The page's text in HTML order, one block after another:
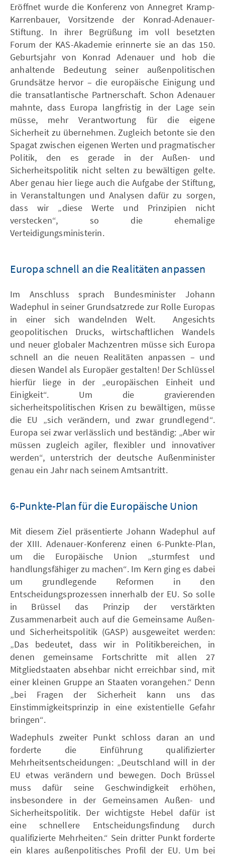
Eröffnet wurde die Konferenz von Annegret Kramp-
Karrenbauer, Vorsitzende der Konrad-Adenauer-
Stiftung. In ihrer Begrüßung im voll besetzten
Forum der KAS-Akademie erinnerte sie an das 150.
Geburtsjahr von Konrad Adenauer und hob die
anhaltende Bedeutung seiner außenpolitischen
Grundsätze hervor – die europäische Einigung und
die transatlantische Partnerschaft. Schon Adenauer
mahnte, dass Europa langfristig in der Lage sein
müsse, mehr Verantwortung für die eigene
Sicherheit zu übernehmen. Zugleich betonte sie den
Spagat zwischen eigenen Werten und pragmatischer
Politik, den es gerade in der Außen- und
Sicherheitspolitik nicht selten zu bewältigen gelte.
Aber genau hier liege auch die Aufgabe der Stiftung,
in Veranstaltungen und Analysen dafür zu sorgen,
dass wir „diese Werte und Prinzipien nicht
verstecken“, so die ehemalige
Verteidigungsministerin.
Europa schnell an die Realitäten anpassen
Im Anschluss sprach Bundesminister Johann
Wadephul in seiner Grundsatzrede zur Rolle Europas
in einer sich wandelnden Welt. Angesichts
geopolitischen Drucks, wirtschaftlichen Wandels
und neuer globaler Machzentren müsse sich Europa
schnell an die neuen Realitäten anpassen – und
diesen Wandel als Europäer gestalten! Der Schlüssel
hierfür liege in der „europäischen Einheit und
Einigkeit“. Um die gravierenden
sicherheitspolitischen Krisen zu bewältigen, müsse
die EU „sich verändern, und zwar grundlegend“.
Europa sei zwar verlässlich und beständig: „Aber wir
müssen zugleich agiler, flexibler und innovativer
werden“, unterstrich der deutsche Außenminister
genau ein Jahr nach seinem Amtsantritt.
6-Punkte-Plan für die Europäische Union
Mit diesem Ziel präsentierte Johann Wadephul auf
der XIII. Adenauer-Konferenz einen 6-Punkte-Plan,
um die Europäische Union „sturmfest und
handlungsfähiger zu machen“. Im Kern ging es dabei
um grundlegende Reformen in den
Entscheidungsprozessen innerhalb der EU. So solle
in Brüssel das Prinzip der verstärkten
Zusammenarbeit auch auf die Gemeinsame Außen-
und Sicherheitspolitik (GASP) ausgeweitet werden:
„Das bedeutet, dass wir in Politikbereichen, in
denen gemeinsame Fortschritte mit allen 27
Mitgliedstaaten absehbar nicht erreichbar sind, mit
einer kleinen Gruppe an Staaten vorangehen.“ Denn
„bei Fragen der Sicherheit kann uns das
Einstimmigkeitsprinzip in eine existentielle Gefahr
bringen“.
Wadephuls zweiter Punkt schloss daran an und
forderte die Einführung qualifizierter
Mehrheitsentscheidungen: „Deutschland will in der
EU etwas verändern und bewegen. Doch Brüssel
muss dafür seine Geschwindigkeit erhöhen,
insbesondere in der Gemeinsamen Außen- und
Sicherheitspolitik. Der wichtigste Hebel dafür ist
eine schnellere Entscheidungsfindung durch
qualifizierte Mehrheiten.“ Sein dritter Punkt forderte
ein klares außenpolitisches Profil der EU. Um bei